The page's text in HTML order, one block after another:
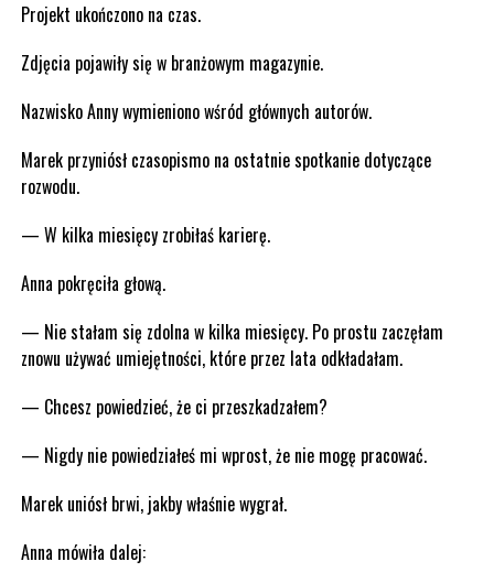
Projekt ukończono na czas.
Zdjęcia pojawiły się w branżowym magazynie.
Nazwisko Anny wymieniono wśród głównych autorów.
Marek przyniósł czasopismo na ostatnie spotkanie dotyczące
rozwodu.
— W kilka miesięcy zrobiłaś karierę.
Anna pokręciła głową.
— Nie stałam się zdolna w kilka miesięcy. Po prostu zaczęłam
znowu używać umiejętności, które przez lata odkładałam.
— Chcesz powiedzieć, że ci przeszkadzałem?
— Nigdy nie powiedziałeś mi wprost, że nie mogę pracować.
Marek uniósł brwi, jakby właśnie wygrał.
Anna mówiła dalej: